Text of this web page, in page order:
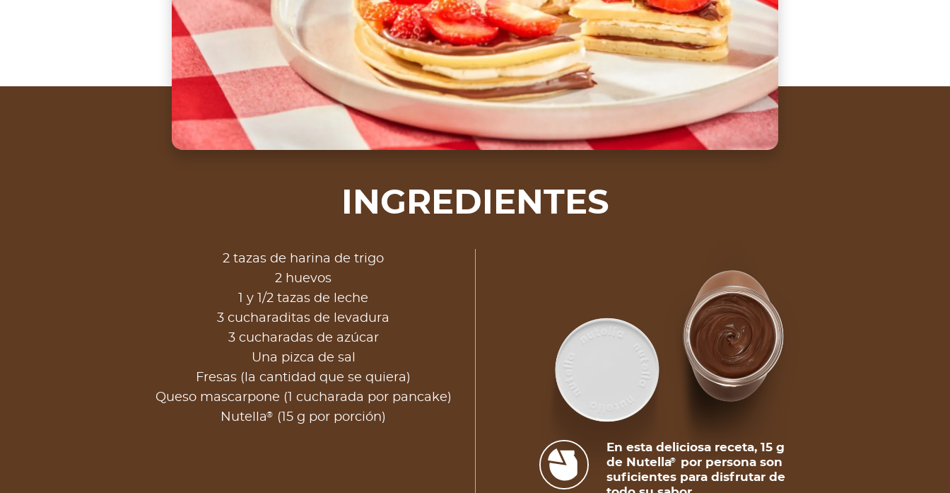
INGREDIENTES
2 tazas de harina de trigo
2 huevos
1 y 1/2 tazas de leche
3 cucharaditas de levadura
3 cucharadas de azúcar
Una pizca de sal
Fresas (la cantidad que se quiera)
Queso mascarpone (1 cucharada por pancake)
Nutella® (15 g por porción)
En esta deliciosa receta, 15 g
de Nutella®
por persona son
suficientes para disfrutar de